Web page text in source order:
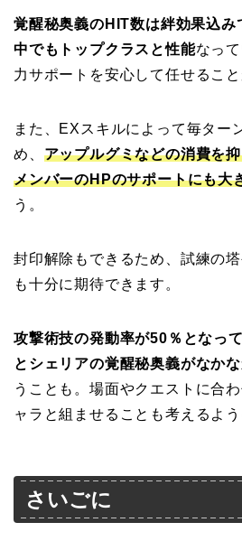
覚醒秘奥義のHIT数は絆効果込
中でもトップクラスと性能なっ
力サポートを安心して任せること
また、EXスキルによって毎ター
め、 アップルグミなどの消費を
メンバーのHPのサポートにも大
う。
封印解除もできるため、試練の
も十分に期待できます。
攻撃術技の発動率が50％となっ
とシェリアの覚醒秘奥義がなか
うことも。場面やクエストに合
ャラと組ませることも考えるよう
さいごに